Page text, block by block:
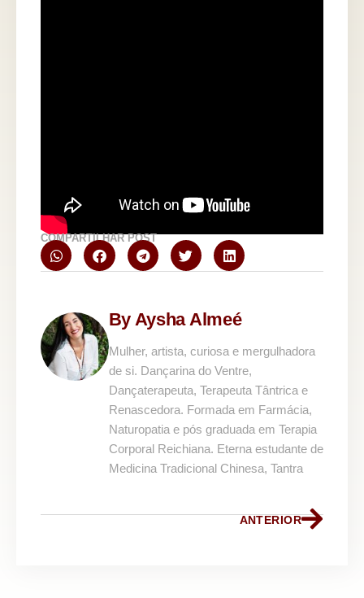
COMPARTILHAR POST
By Aysha Almeé
Mulher, artista, curiosa e mergulhadora
de si. Dançarina do Ventre,
Dançaterapeuta, Terapeuta Tântrica e
Renascedora. Formada em Farmácia,
Naturopatia e pós graduada em Terapia
Corporal Reichiana. Eterna estudante de
Medicina Tradicional Chinesa, Tantra
ANTERIOR